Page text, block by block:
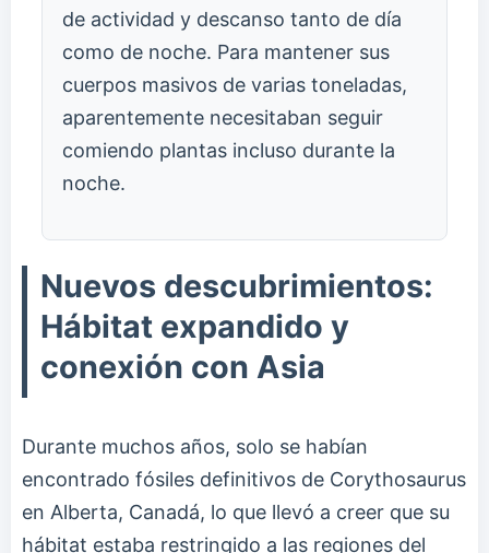
de actividad y descanso tanto de día
como de noche. Para mantener sus
cuerpos masivos de varias toneladas,
aparentemente necesitaban seguir
comiendo plantas incluso durante la
noche.
Nuevos descubrimientos:
Hábitat expandido y
conexión con Asia
Durante muchos años, solo se habían
encontrado fósiles definitivos de Corythosaurus
en Alberta, Canadá, lo que llevó a creer que su
hábitat estaba restringido a las regiones del